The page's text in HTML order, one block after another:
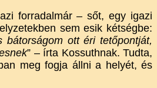
forradalmár – sőt, egy igazi
sem esik kétségbe:
bátorságom ott éri tetőpontját,
” – írta Kossuthnak. Tudta,
meg fogja állni a helyét, és